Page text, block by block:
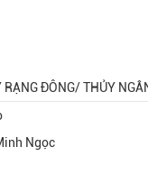
RẠNG ĐÔNG/ THỦY
Ngọc